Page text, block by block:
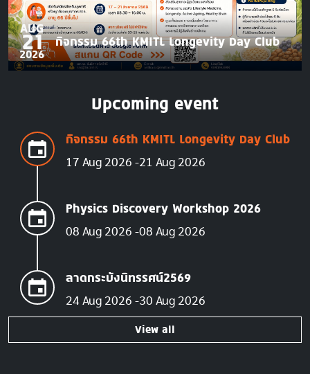
AUG
21
2026
กิจกรรม 66th KMITL Longevity Day Club
Upcoming event
กิจกรรม 66th KMITL Longevity Day Club
17 Aug 2026 21 Aug 2026
Physics Discovery Workshop 2026
08 Aug 2026 08 Aug 2026
ลาดกระบังนิทรรศน์2569
24 Aug 2026 30 Aug 2026
View all